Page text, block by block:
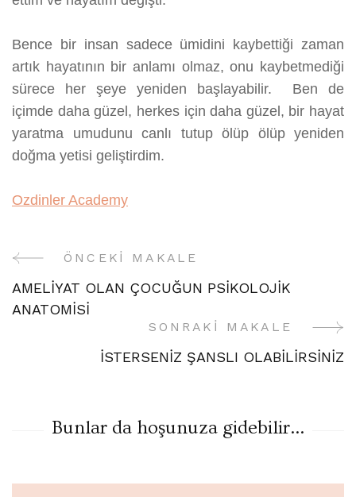
Bence bir insan sadece ümidini kaybettiği zaman
artık hayatının bir anlamı olmaz, onu kaybetmediği
sürece her şeye yeniden başlayabilir. Ben de
içimde daha güzel, herkes için daha güzel, bir hayat
yaratma umudunu canlı tutup ölüp ölüp yeniden
doğma yetisi geliştirdim.
Ozdinler Academy
Yazı
Gezinme
ÖNCEKI MAKALE
AMELİYAT OLAN ÇOCUĞUN PSİKOLOJİK
ANATOMİSİ
SONRAKI MAKALE
İSTERSENİZ ŞANSLI OLABİLİRSİNİZ
Bunlar da hoşunuza gidebilir...